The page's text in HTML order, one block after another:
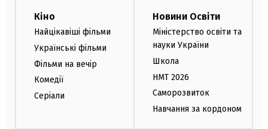
Кіно
Найцікавіші фільми
Українські фільми
Фільми на вечір
Комедії
Серіали
Новини Освіти
Міністерство освіти та
науки України
Школа
НМТ 2026
Саморозвиток
Навчання за кордоном